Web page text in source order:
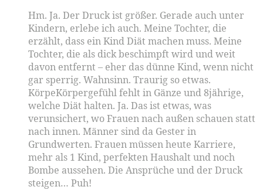
Hm. Ja. Der Druck ist größer. Gerade auch unter
Kindern, erlebe ich auch. Meine Tochter, die
erzählt, dass ein Kind Diät machen muss. Meine
Tochter, die als dick beschimpft wird und weit
davon entfernt – eher das dünne Kind, wenn nicht
gar sperrig. Wahnsinn. Traurig so etwas.
KörpeKörpergefühl fehlt in Gänze und 8jährige,
welche Diät halten. Ja. Das ist etwas, was
verunsichert, wo Frauen nach außen schauen statt
nach innen. Männer sind da Gester in
Grundwerten. Frauen müssen heute Karriere,
mehr als 1 Kind, perfekten Haushalt und noch
Bombe aussehen. Die Ansprüche und der Druck
steigen… Puh!